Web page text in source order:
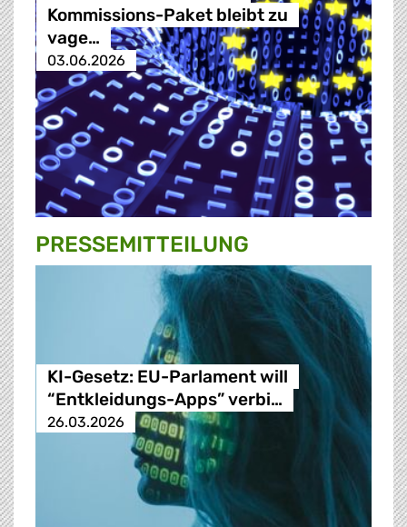
Kommissions-Paket bleibt zu
vage…
03.06.2026
PRESSE­MITTEILUNG
KI-Gesetz: EU-Parlament will
“Entkleidungs-Apps” verbi…
26.03.2026